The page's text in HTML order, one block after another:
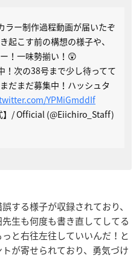
ラー制作過程動画が届いたぞ
起こす前の構想の様子や、
！一味勢揃い！😲
次の38号まで少し待ってて
だまだ募集中！ハッシュタ
YPMiGmddIf
】/ Official (@Eiichiro_Staff)
する様子が収録されており、
生も何度も書き直してしてる
と右往左往していいんだ！と
が寄せられており、勇気づけ